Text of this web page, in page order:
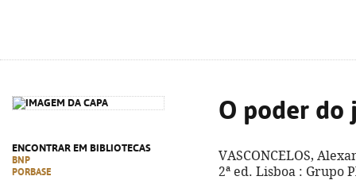
ENCONTRAR EM BIBLIOTECAS
BNP
PORBASE
O poder
VASCONCELOS,
2ª ed. Lisboa : Grupo